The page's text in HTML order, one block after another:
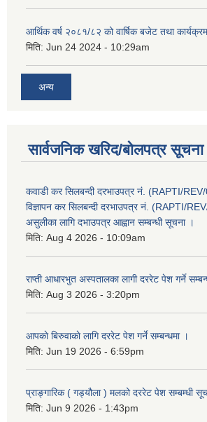
आर्थिक वर्ष २०८१/८२ को वार्षिक बजेट तथा
मिति: Jun 24 2024 - 10:29am
अन्य
सार्वजनिक खरिद/बोलपत्र सूचना
कवाडी कर सिलबन्दी दरभाउपत्र नं. (RAPTI/
विज्ञापन कर सिलबन्दी दरभाउपत्र नं. (RAPTI/
असुलीका लागि दभाउपत्र आह्वान सम्बन्धी सूचना ।
मिति: Aug 4 2026 - 10:09am
राप्ती आधारभुत अस्पतालका लागी दररेट पेश गर्ने
मिति: Aug 3 2026 - 3:20pm
आपकाे बिरुवाकाे लागि दररेट पेश गर्ने सम्बन्धमा ।
मिति: Jun 19 2026 - 6:59pm
प्राङ्गारिक ( गड्यौला ) मलको दररेट पेश सम्बम्धी
मिति: Jun 9 2026 - 1:43pm